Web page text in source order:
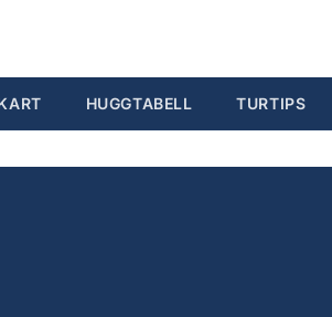
HUGGTABELL TURTIPS